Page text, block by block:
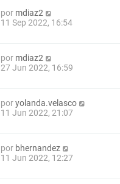
por mdiaz2
11 Sep 2022, 16:54
por mdiaz2
27 Jun 2022, 16:59
poryolanda.velasco
11 Jun 2022, 21:07
por bhernandez
11 Jun 2022, 12:27